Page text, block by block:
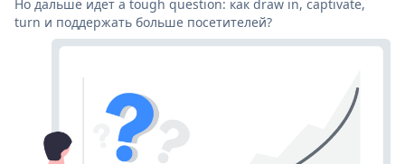
Но дальше идет a tough question: как draw in, captivate,
turn и поддержать больше посетителей?